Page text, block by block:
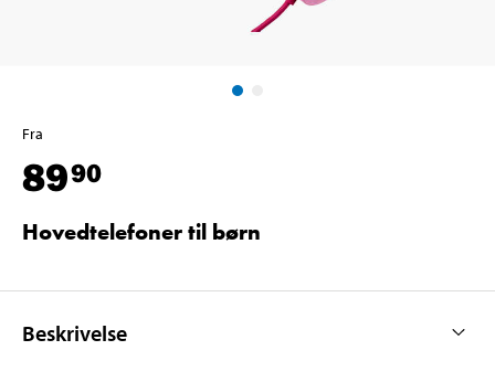
Fra
8990
Hovedtelefoner til børn
Beskrivelse